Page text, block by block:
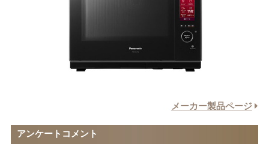
メーカー製品ページ
アンケートコメント